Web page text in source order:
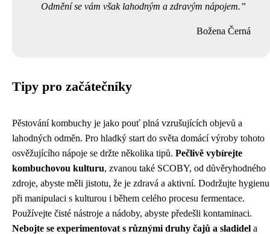
Odmění se vám však lahodným a zdravým nápojem.
Božena Černá
Tipy pro začátečníky
Pěstování kombuchy je jako pouť plná vzrušujících objevů a
lahodných odměn. Pro hladký start do světa domácí výroby tohoto
osvěžujícího nápoje se držte několika tipů. Pečlivě vybírejte
kombuchovou kulturu, zvanou také SCOBY, od důvěryhodného
zdroje, abyste měli jistotu, že je zdravá a aktivní. Dodržujte hygienu
při manipulaci s kulturou i během celého procesu fermentace.
Používejte čisté nástroje a nádoby, abyste předešli kontaminaci.
Nebojte se experimentovat s různými druhy čajů a sladidel a